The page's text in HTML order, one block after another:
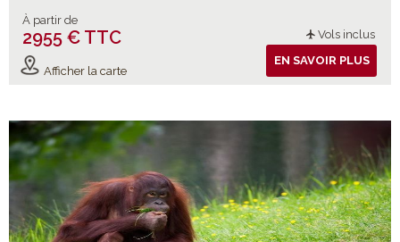
À partir de
2955 € TTC Vols inclus
Afficher la carte
EN SAVOIR PLUS